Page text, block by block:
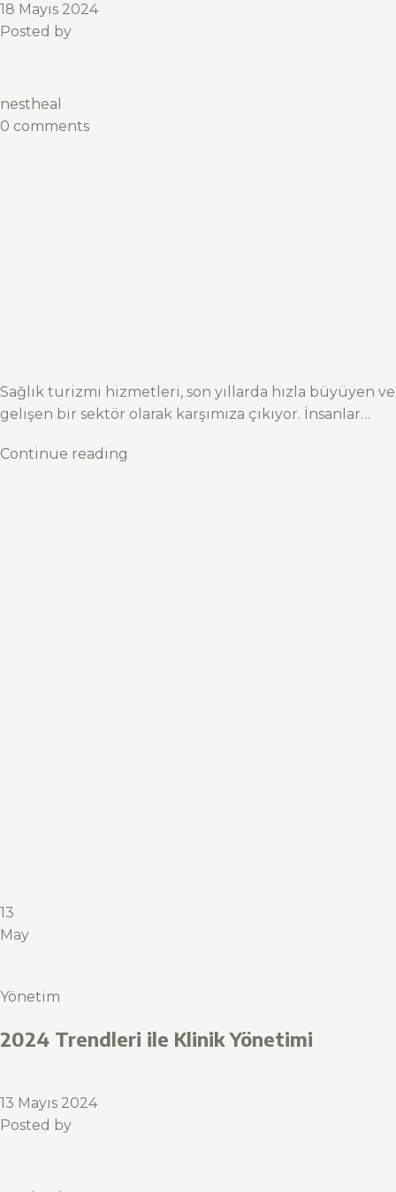
18 Mayıs 2024
Posted by
nestheal
0 comments
Sağlık turizmi hizmetleri, son yıllarda hızla büyüyen ve
gelişen bir sektör olarak karşımıza çıkıyor. İnsanlar…
Continue reading
13
May
Yönetim
2024 Trendleri ile Klinik Yönetimi
13 Mayıs 2024
Posted by